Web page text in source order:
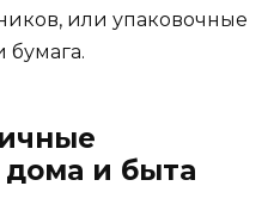
или упаковочные
бумага.
и быта